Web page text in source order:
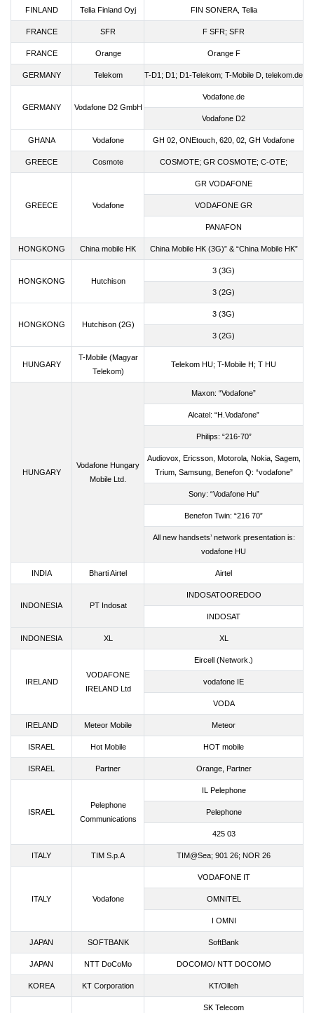
FINLAND Telia Finland Oyj FIN SONERA, Telia
FRANCE SFR F SFR; SFR
FRANCE Orange Orange F
GERMANY Telekom T-D1; D1; D1-Telekom; T-Mobile D, telekom.de
GERMANY Vodafone D2 GmbH
Vodafone.de
Vodafone D2
GHANA Vodafone GH 02, ONEtouch, 620, 02, GH Vodafone
GREECE Cosmote COSMOTE; GR COSMOTE; C-OTE;
GREECE Vodafone
GR VODAFONE
VODAFONE GR
PANAFON
HONGKONG China mobile HK China Mobile HK (3G)” & “China Mobile HK”
HONGKONG Hutchison
3 (3G)
3 (2G)
HONGKONG Hutchison (2G)
3 (3G)
3 (2G)
HUNGARY
T-Mobile (Magyar
Telekom)
Telekom HU; T-Mobile H; T HU
HUNGARY
Vodafone Hungary
Mobile Ltd.
Maxon: “Vodafone”
Alcatel: “H.Vodafone”
Philips: “216-70”
Audiovox, Ericsson, Motorola, Nokia, Sagem,
Trium, Samsung, Benefon Q: “vodafone”
Sony: “Vodafone Hu”
Benefon Twin: “216 70”
All new handsets’ network presentation is:
vodafone HU
INDIA Bharti Airtel Airtel
INDONESIA PT Indosat
INDOSATOOREDOO
INDOSAT
INDONESIA XL XL
IRELAND
VODAFONE
IRELAND Ltd
Eircell (Network.)
vodafone IE
VODA
IRELAND Meteor Mobile Meteor
ISRAEL Hot Mobile HOT mobile
ISRAEL Partner Orange, Partner
ISRAEL
Pelephone
Communications
IL Pelephone
Pelephone
425 03
ITALY TIM S.p.A TIM@Sea; 901 26; NOR 26
ITALY Vodafone
VODAFONE IT
OMNITEL
I OMNI
JAPAN SOFTBANK SoftBank
JAPAN NTT DoCoMo DOCOMO/ NTT DOCOMO
KOREA KT Corporation KT/Olleh
SK Telecom